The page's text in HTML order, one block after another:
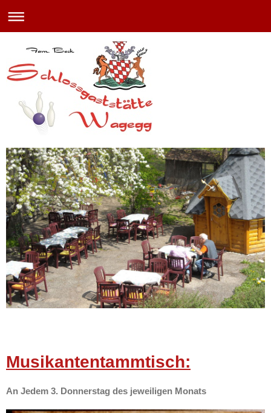
Musikantentammtisch:
An Jedem 3. Donnerstag des jeweiligen Monats